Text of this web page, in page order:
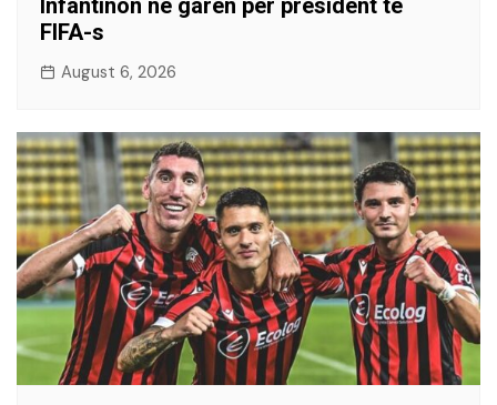
Infantinon në garën për president të
FIFA-s
August 6, 2026